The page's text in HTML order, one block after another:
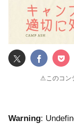
⚠このコン
Warning: